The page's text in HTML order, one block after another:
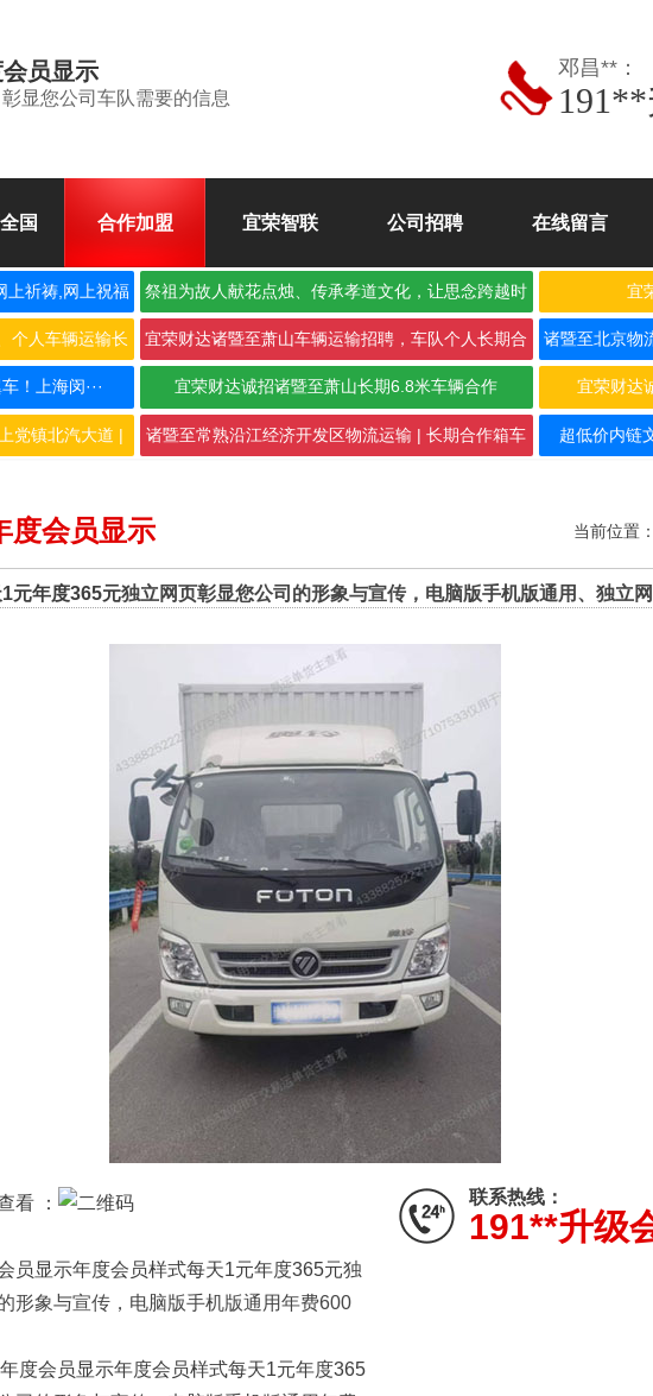
员显示
显您公司车队需要的信息
邓昌**：
国 合作加盟 宜荣智联 公司招聘 在线留言
上祈祷,网上祝福 祭祖为故人献花点烛、传承孝道文化，让思念跨越时
空
宜
个人车辆运输长 宜荣财达诸暨至萧山车辆运输招聘，车队个人长期合
作，···
诸暨至北京物
！上海闵··· 宜荣财达诚招诸暨至萧山长期6.8米车辆合作 宜荣财达
党镇北汽大道 | 诸暨至常熟沿江经济开发区物流运输 | 长期合作箱车 超低价内链
度会员显示 当前位置：
元年度365元独立网页彰显您公司的形象与宣传，电脑版手机版通用、独立
联系热线：
191**升级
看 ：
员显示年度会员样式每天1元年度365元独
形象与宣传，电脑版手机版通用年费600
度会员显示年度会员样式每天1元年度365